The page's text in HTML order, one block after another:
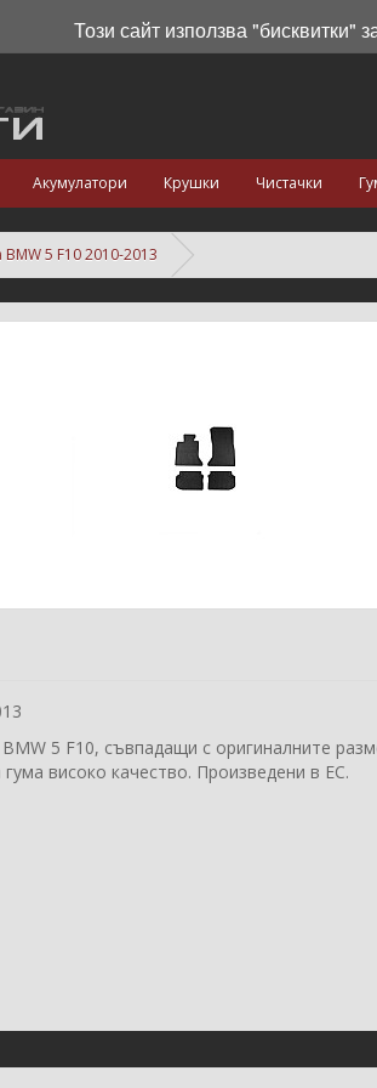
Акумулатори Крушки Чистачки
BMW 5 F10 2010-2013
5 F10, съвпадащи с оригиналните
високо качество. Произведени в ЕС.
Този сайт използва "бисквитки"